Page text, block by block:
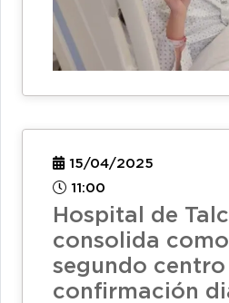
15/04/2025
11:00
Hospital de
consolida como
segundo centro
confirmación